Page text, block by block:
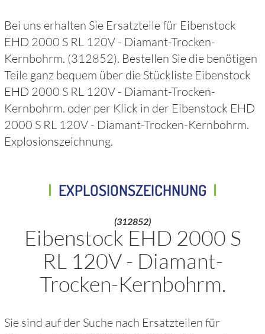
Bei uns erhalten Sie Ersatzteile für Eibenstock
EHD 2000 S RL 120V - Diamant-Trocken-
Kernbohrm. (312852). Bestellen Sie die benötigen
Teile ganz bequem über die Stückliste Eibenstock
EHD 2000 S RL 120V - Diamant-Trocken-
Kernbohrm. oder per Klick in der Eibenstock EHD
2000 S RL 120V - Diamant-Trocken-Kernbohrm.
Explosionszeichnung.
EXPLOSIONSZEICHNUNG
(312852)
Eibenstock EHD 2000 S
RL 120V - Diamant-
Trocken-Kernbohrm.
Sie sind auf der Suche nach Ersatzteilen für